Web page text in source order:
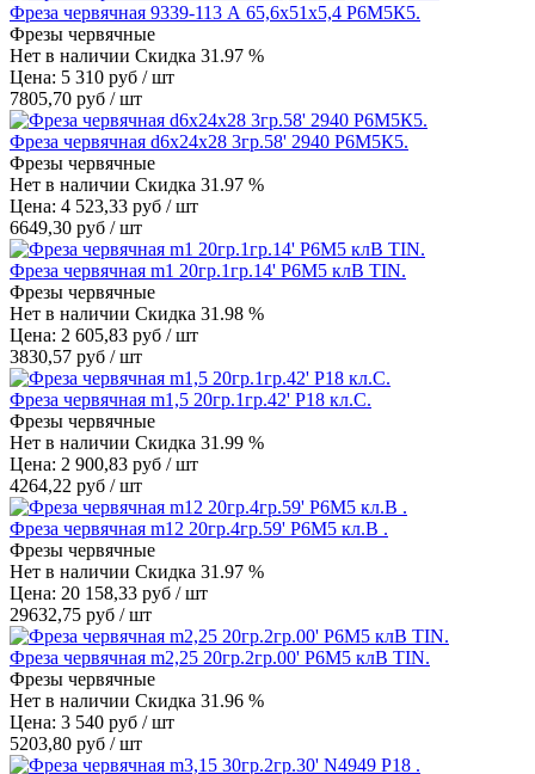
Фреза червячная 9339-113 А 65,6х51х5,4 Р6М5К5.
Фрезы червячные
Нет в наличии Скидка 31.97 %
Цена: 5 310 руб / шт
7805,70 руб / шт
Фреза червячная d6х24х28 3гр.58' 2940 Р6М5К5.
Фрезы червячные
Нет в наличии Скидка 31.97 %
Цена: 4 523,33 руб / шт
6649,30 руб / шт
Фреза червячная m1 20гр.1гр.14' Р6М5 клВ TIN.
Фрезы червячные
Нет в наличии Скидка 31.98 %
Цена: 2 605,83 руб / шт
3830,57 руб / шт
Фреза червячная m1,5 20гр.1гр.42' Р18 кл.С.
Фрезы червячные
Нет в наличии Скидка 31.99 %
Цена: 2 900,83 руб / шт
4264,22 руб / шт
Фреза червячная m12 20гр.4гр.59' Р6М5 кл.В .
Фрезы червячные
Нет в наличии Скидка 31.97 %
Цена: 20 158,33 руб / шт
29632,75 руб / шт
Фреза червячная m2,25 20гр.2гр.00' Р6М5 клВ TIN.
Фрезы червячные
Нет в наличии Скидка 31.96 %
Цена: 3 540 руб / шт
5203,80 руб / шт